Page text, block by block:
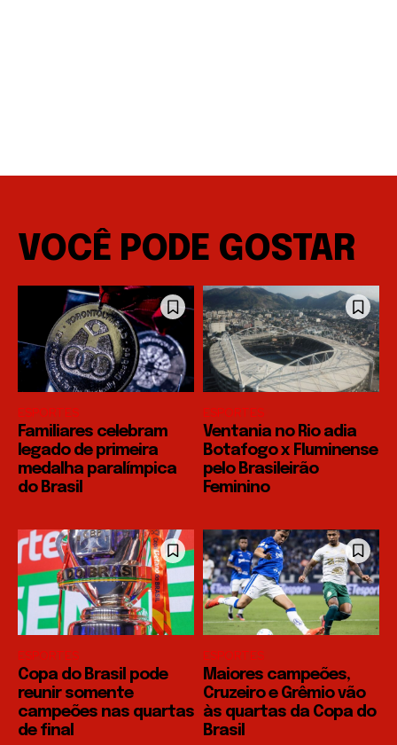
VOCÊ PODE GOSTAR
ESPORTES
Familiares celebram
legado de primeira
medalha paralímpica
do Brasil
ESPORTES
Ventania no Rio adia
Botafogo x Fluminense
pelo Brasileirão
Feminino
ESPORTES
Copa do Brasil pode
reunir somente
campeões nas quartas
de final
ESPORTES
Maiores campeões,
Cruzeiro e Grêmio vão
às quartas da Copa do
Brasil